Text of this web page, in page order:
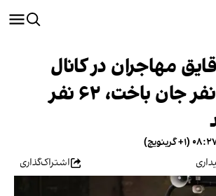
مهاجران در کانال
مانش؛ یک نفر جان باخت، ۶۲ نفر
اشتراک‌گذاری